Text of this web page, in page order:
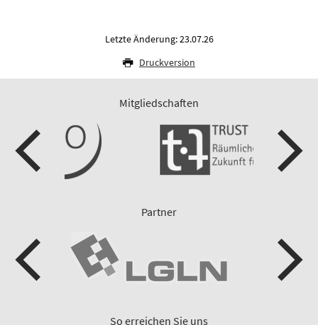
Letzte Änderung: 23.07.26
Druckversion
Mitgliedschaften
Partner
So erreichen Sie uns